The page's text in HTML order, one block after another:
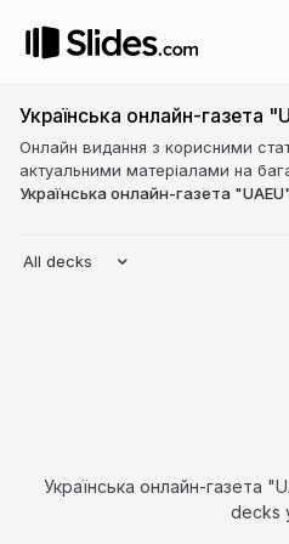
Українська онлайн-газета
Онлайн видання з корисними
актуальними матеріалами на
Українська онлайн-газета "UAEU"
All decks
Українська онлайн-газета
decks